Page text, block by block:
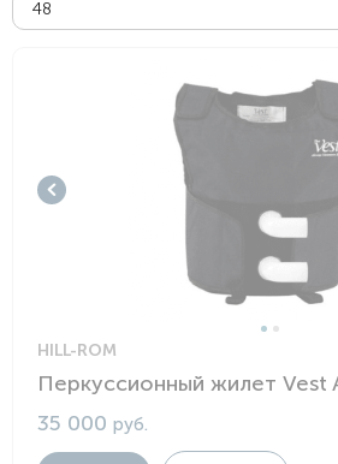
48
HILL-ROM
Перкусcионный жилет Vest
35 000 руб.